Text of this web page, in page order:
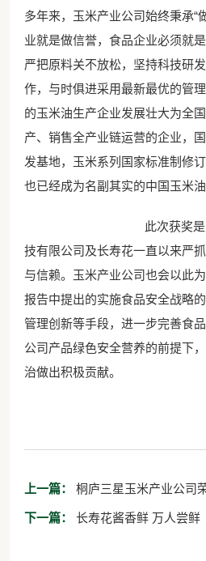
多年来，玉米产业公司始终秉承“
业就是做信誉，食品企业必须就是
严把原料关不放松，坚持科技研
作，与时俱进采用最新最优的管
的玉米油生产企业发展壮大为全
产、销售全产业链运营的企业，
发基地，玉米系列国家标准制修
也已经成为名副其实的中国玉米油
此次获奖是
技有限公司及长寿花一直以来严
与信赖。玉米产业公司也会以此
报告中提出的实施食品安全战略
管理创新等手段，进一步完善食
公司产品绿色安全营养的前提下
治做出积极贡献。
上一篇： 桐庐三星玉米产业公司
下一篇： 长寿花酱香鲜 万人尝鲜